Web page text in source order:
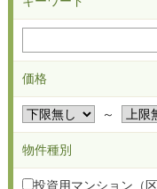
価格
～
物件種別
投資用マンション（区